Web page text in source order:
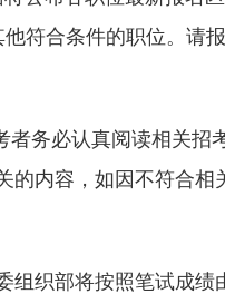
符合条件的职位。请
务必认真阅读相关招
的内容，如因不符合
组织部将按照笔试成